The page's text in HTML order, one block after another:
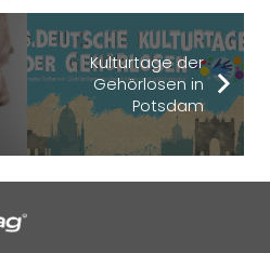
Kulturtage der
Gehörlosen in
Potsdam